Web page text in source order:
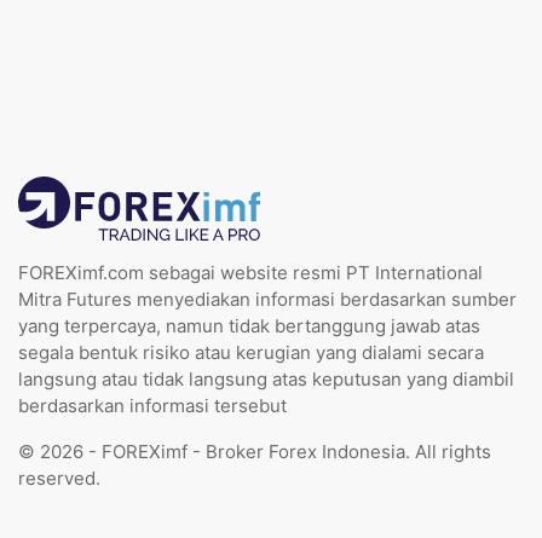
FOREXimf.com sebagai website resmi PT International
Mitra Futures menyediakan informasi berdasarkan sumber
yang terpercaya, namun tidak bertanggung jawab atas
segala bentuk risiko atau kerugian yang dialami secara
langsung atau tidak langsung atas keputusan yang diambil
berdasarkan informasi tersebut
© 2026 - FOREXimf - Broker Forex Indonesia. All rights
reserved.